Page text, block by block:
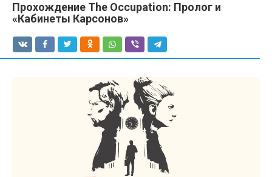
Прохождение The Occupation: Пролог и
«Кабинеты Карсонов»